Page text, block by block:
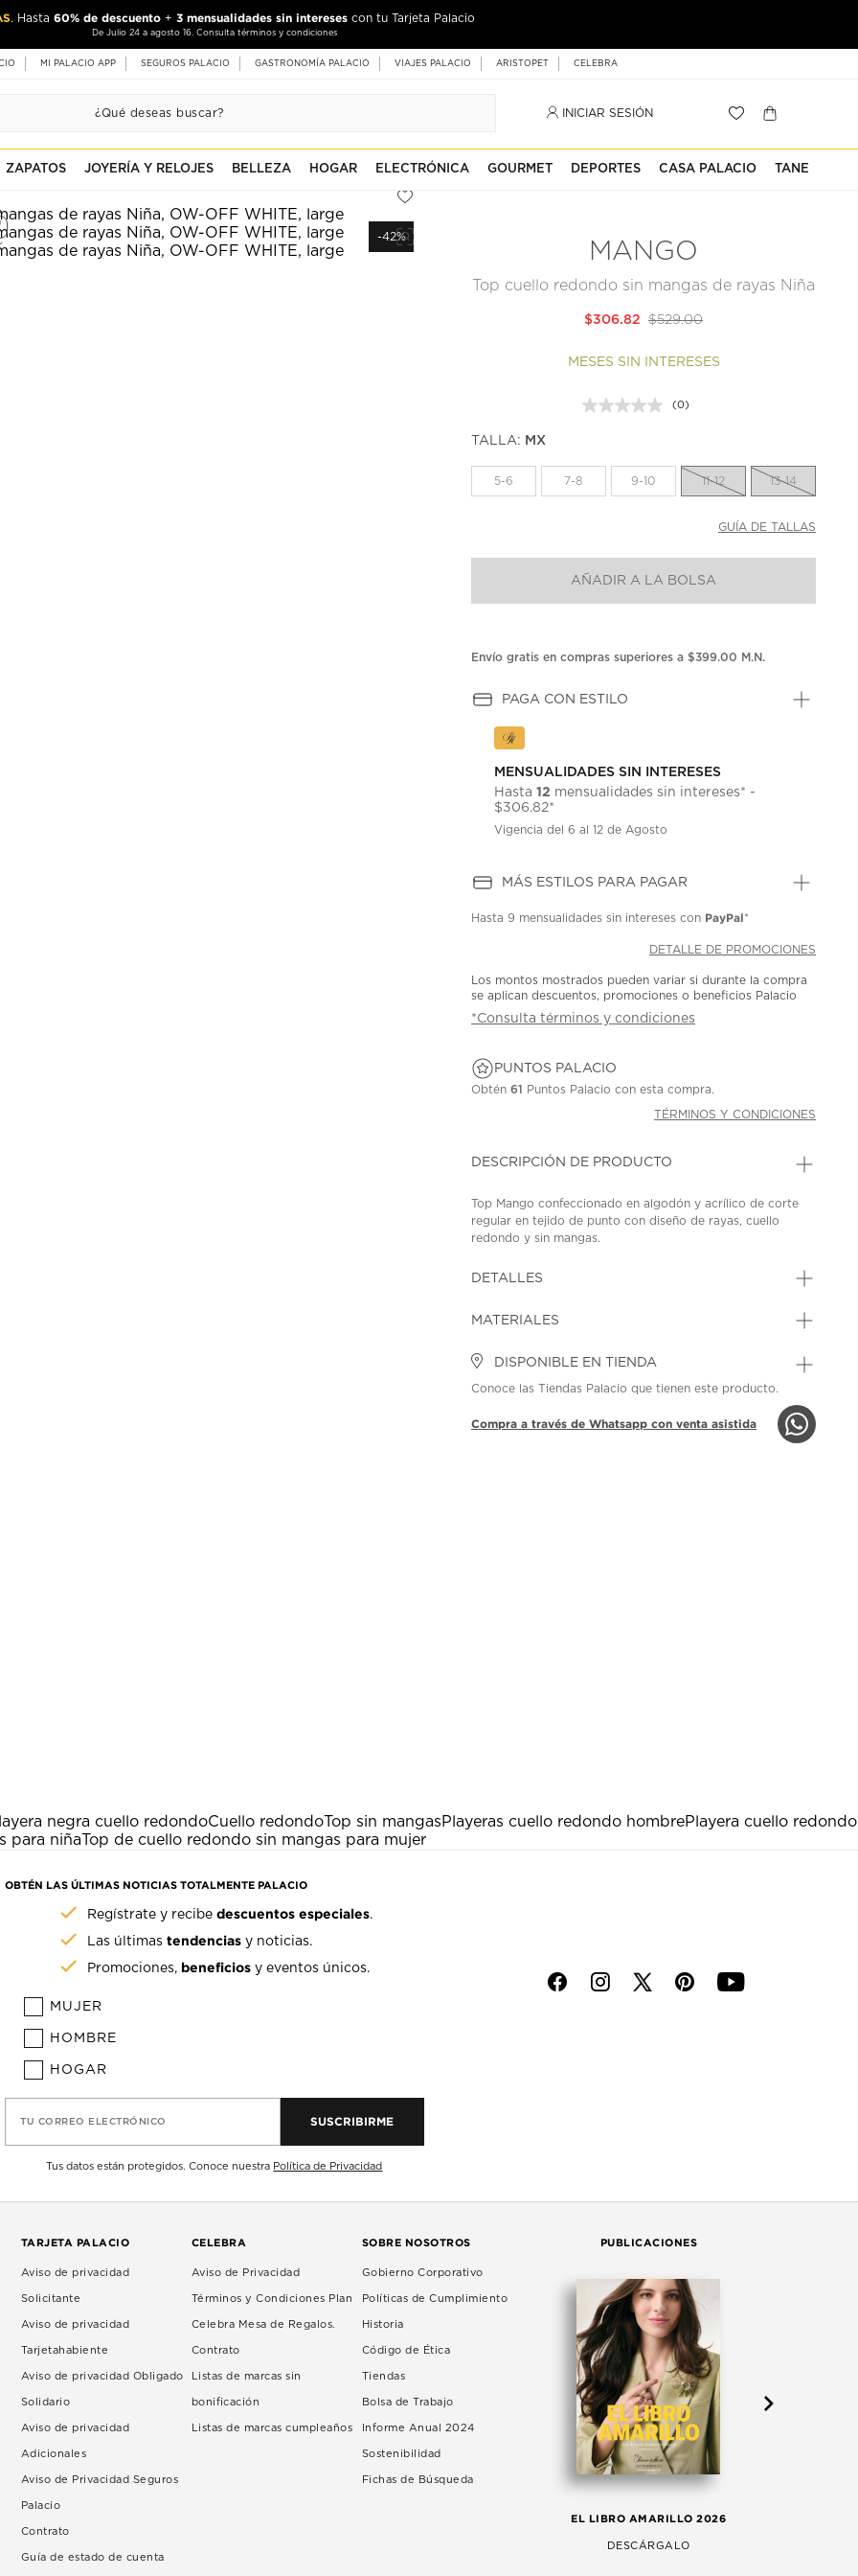
. Hasta 60% de descuento + 3 mensualidades sin intereses con tu Tarjeta Palacio
De Julio 24 a agosto 16. Consulta términos y condiciones
MI PALACIO APP SEGUROS PALACIO GASTRONOMÍA PALACIO VIAJES PALACIO ARISTOPET CELEBRA
INICIAR SESIÓN
ZAPATOS JOYERÍA Y RELOJES BELLEZA HOGAR ELECTRÓNICA GOURMET DEPORTES CASA PALACIO TANE
-42%
MANGO
Top cuello redondo sin mangas de rayas Niña
$529.00
$306.82
MESES SIN INTERESES
Sin
la
misma
(0)
TALLA: MX
5-6 7-8 9-10 11-12 13-14
GUÍA DE TALLAS
AÑADIR A LA BOLSA
Envío gratis en compras superiores a $399.00 M.N.
PAGA CON ESTILO
MENSUALIDADES SIN INTERESES
Hasta12 mensualidades sin intereses* -
$306.82*
Vigencia del 6 al 12 de Agosto
MÁS ESTILOS PARA PAGAR
Hasta9 mensualidades sin intereses con PayPal*
DETALLE DE PROMOCIONES
Los montos mostrados pueden variar si durante la compra
se aplican descuentos, promociones o beneficios Palacio
*Consulta términos y condiciones
PUNTOS PALACIO
Obtén61 Puntos Palacio con esta compra.
TÉRMINOS Y CONDICIONES
DESCRIPCIÓN DE PRODUCTO
Top Mango confeccionado en algodón y acrílico de corte
regular en tejido de punto con diseño de rayas, cuello
redondo y sin mangas.
DETALLES
MATERIALES
DISPONIBLE EN TIENDA
Conoce las Tiendas Palacio que tienen este producto.
Compra a través de Whatsapp con venta asistida
negra cuello redondoCuello redondoTop sin mangasPlayeras cuello redondo hombrePlayera cuello redondo
para niñaTop de cuello redondo sin mangas para mujer
OBTÉN LAS ÚLTIMAS NOTICIAS TOTALMENTE PALACIO
Regístrate y recibedescuentos especiales.
Las últimastendencias y noticias.
Promociones, beneficios y eventos únicos.
MUJER
HOMBRE
HOGAR
TU CORREO ELECTRÓNICO SUSCRIBIRME
Tus datos están protegidos. Conoce nuestra Política de Privacidad
f i p y
TARJETA PALACIO
Aviso de privacidad
Solicitante
Aviso de privacidad
Tarjetahabiente
Aviso de privacidad Obligado
Solidario
Aviso de privacidad
Adicionales
Aviso de Privacidad Seguros
Palacio
Contrato
Guía de estado de cuenta
CELEBRA
Aviso de Privacidad
Términos y Condiciones Plan
Celebra Mesa de Regalos.
Contrato
Listas de marcas sin
bonificación
Listas de marcas cumpleaños
SOBRE NOSOTROS
Gobierno Corporativo
Políticas de Cumplimiento
Historia
Código de Ética
Tiendas
Bolsa de Trabajo
Informe Anual 2024
Sostenibilidad
Fichas de Búsqueda
PUBLICACIONES
EL LIBRO AMARILLO 2026
DESCÁRGALO